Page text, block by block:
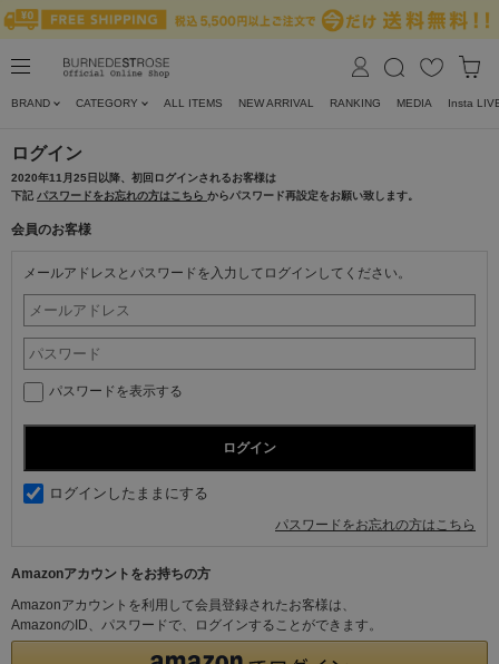
BRAND CATEGORY ALL ITEMS NEW ARRIVAL RANKING MEDIA Insta
ログイン
2020年11月25日以降、初回ログインされるお客様は
下記 パスワードをお忘れの方はこちら からパスワード再設定をお願い致します。
会員のお客様
メールアドレスとパスワードを入力してログインしてください。
パスワードを表示する
ログインしたままにする
パスワードをお忘れの方はこちら
Amazonアカウントをお持ちの方
Amazonアカウントを利用して会員登録されたお客様は、
AmazonのID、パスワードで、ログインすることができます。